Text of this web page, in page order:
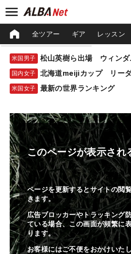
全ツアー ギア レッスン
米国男子
国内女子 北海道meijiカップ リー
米国女子 最新の世界ランキング
このページが表示され
ページを更新するとサイトの閲
きます。
広告ブロッカーやトラッキング
ている場合、この画面が頻繁に
ります。
お客様にはご不便をおかけいた